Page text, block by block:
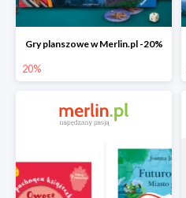
Gry planszowe w Merlin.pl -20%
20%